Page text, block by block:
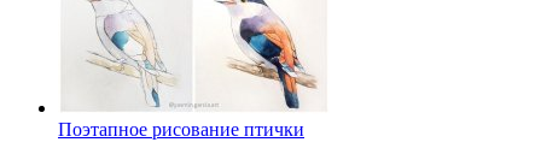
Поэтапное рисование птички